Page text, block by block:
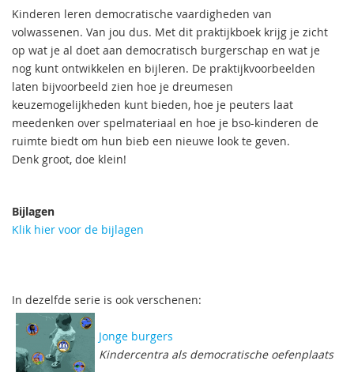
Kinderen leren democratische vaardigheden van
volwassenen. Van jou dus. Met dit praktijkboek krijg je zicht
op wat je al doet aan democratisch burgerschap en wat je
nog kunt ontwikkelen en bijleren. De praktijkvoorbeelden
laten bijvoorbeeld zien hoe je dreumesen
keuzemogelijkheden kunt bieden, hoe je peuters laat
meedenken over spelmateriaal en hoe je bso-kinderen de
ruimte biedt om hun bieb een nieuwe look te geven.
Denk groot, doe klein!
Bijlagen
Klik hier voor de bijlagen
In dezelfde serie is ook verschenen:
Jonge burgers
Kindercentra als democratische oefenplaats